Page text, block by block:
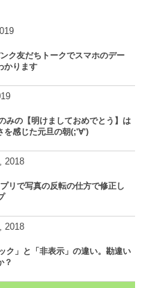
ク友だちトークでスマホのデー
かります
みの【明けましておめでとう】は
を感じた元旦の朝(;'∀')
2018
リで写真の反転の仕方で修正し
2018
ク」と「非表示」の違い。勘違い
？